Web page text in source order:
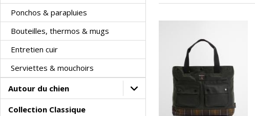
Ponchos & parapluies
Bouteilles, thermos & mugs
Entretien cuir
Serviettes & mouchoirs
Autour du chien
Collection Classique